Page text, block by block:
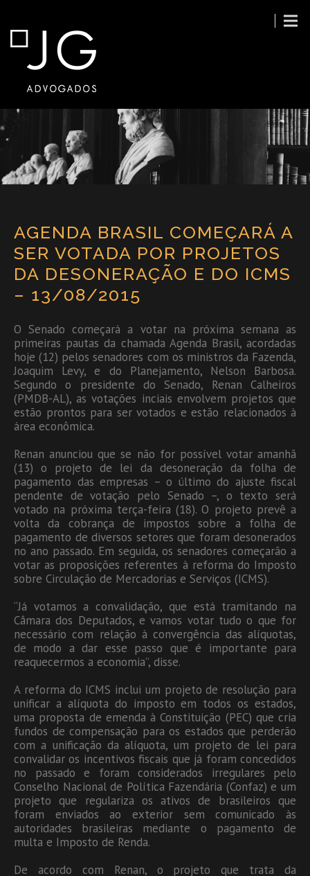
AGENDA BRASIL COMEÇARÁ A
SER VOTADA POR PROJETOS
DA DESONERAÇÃO E DO ICMS
– 13/08/2015
O Senado começará a votar na próxima semana as
primeiras pautas da chamada Agenda Brasil, acordadas
hoje (12) pelos senadores com os ministros da Fazenda,
Joaquim Levy, e do Planejamento, Nelson Barbosa.
Segundo o presidente do Senado, Renan Calheiros
(PMDB-AL), as votações inciais envolvem projetos que
estão prontos para ser votados e estão relacionados à
área econômica.
Renan anunciou que se não for possível votar amanhã
(13) o projeto de lei da desoneração da folha de
pagamento das empresas – o último do ajuste fiscal
pendente de votação pelo Senado –, o texto será
votado na próxima terça-feira (18). O projeto prevê a
volta da cobrança de impostos sobre a folha de
pagamento de diversos setores que foram desonerados
no ano passado. Em seguida, os senadores começarão a
votar as proposições referentes à reforma do Imposto
sobre Circulação de Mercadorias e Serviços (ICMS).
“Já votamos a convalidação, que está tramitando na
Câmara dos Deputados, e vamos votar tudo o que for
necessário com relação à convergência das alíquotas,
de modo a dar esse passo que é importante para
reaquecermos a economia”, disse.
A reforma do ICMS inclui um projeto de resolução para
unificar a alíquota do imposto em todos os estados,
uma proposta de emenda à Constituição (PEC) que cria
fundos de compensação para os estados que perderão
com a unificação da alíquota, um projeto de lei para
convalidar os incentivos fiscais que já foram concedidos
no passado e foram considerados irregulares pelo
Conselho Nacional de Política Fazendária (Confaz) e um
projeto que regulariza os ativos de brasileiros que
foram enviados ao exterior sem comunicado às
autoridades brasileiras mediante o pagamento de
multa e Imposto de Renda.
De acordo com Renan, o projeto que trata da